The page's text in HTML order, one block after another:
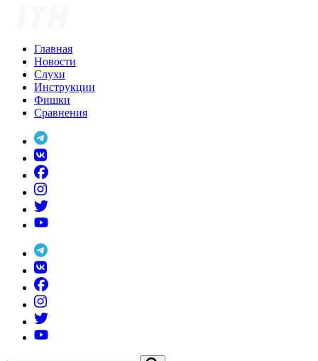
Главная
Новости
Слухи
Инструкции
Фишки
Сравнения